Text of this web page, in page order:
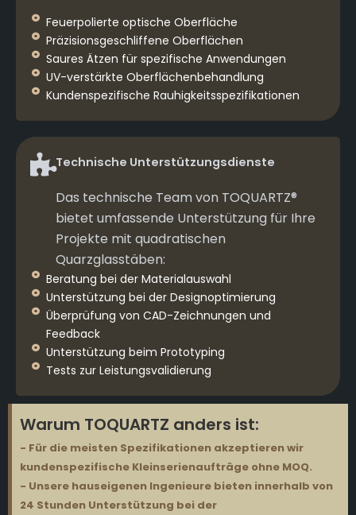
Feuerpolierte optische Oberfläche
Präzisionsgeschliffene Oberflächen
Saures Ätzen für spezifische Anwendungen
UV-verstärkte Oberflächenbehandlung
Kundenspezifische Rauhigkeitsspezifikationen
Technische Unterstützungsdienste
Das technische Team von TOQUARTZ®
bietet umfassende Unterstützung für Ihre
Projekte mit quadratischen
Quarzglasstäben:
Beratung bei der Materialauswahl
Unterstützung bei der Designoptimierung
Überprüfung von CAD-Zeichnungen und
Feedback
Unterstützung beim Prototyping
Tests zur Leistungsvalidierung
Warum TOQUARTZ anders ist:
- Für die meisten Spezifikationen akzeptieren wir
kundenspezifische Kleinserienaufträge ohne MOQ.
- Unsere hauseigenen Ingenieure bieten innerhalb von
24 Stunden Unterstützung bei der